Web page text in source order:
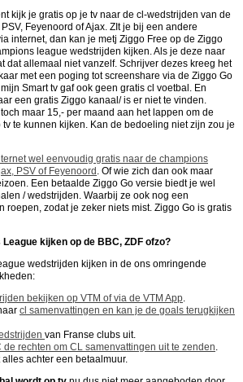
kijk je gratis op je tv naar de cl-wedstrijden van de
Feyenoord of Ajax. ZIt je bij een andere
internet, dan kan je metj Ziggo Free op de Ziggo
league wedstrijden kijken. Als je deze naar
dat allemaal niet vanzelf. Schrijver dezes kreeg het
met een poging tot screenshare via de Ziggo Go
Smart tv gaf ook geen gratis cl voetbal. En
een gratis Ziggo kanaal/ is er niet te vinden.
maar 15,- per maand aan het lappen om de
te kunnen kijken. Kan de bedoeling niet zijn zou je
wel eenvoudig gratis naar de champions
PSV of Feyenoord . Of wie zich dan ook maar
Een betaalde Ziggo Go versie biedt je wel
/ wedstrijden. Waarbij ze ook nog een
roepen, zodat je zeker niets mist. Ziggo Go is gratis
kijken op de BBC, ZDF ofzo?
wedstrijden kijken in de ons omringende
bekijken op VTM of via de VTM App.
cl samenvattingen en kan je de goals terugkijken
van Franse clubs uit.
de rechten om CL samenvattingen uit te zenden.
achter een betaalmuur.